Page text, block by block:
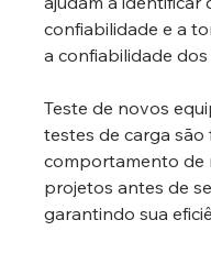
confiabilidade e a
a confiabilidade
Teste de novos
testes de carga
comportamento de
projetos antes de
garantindo sua